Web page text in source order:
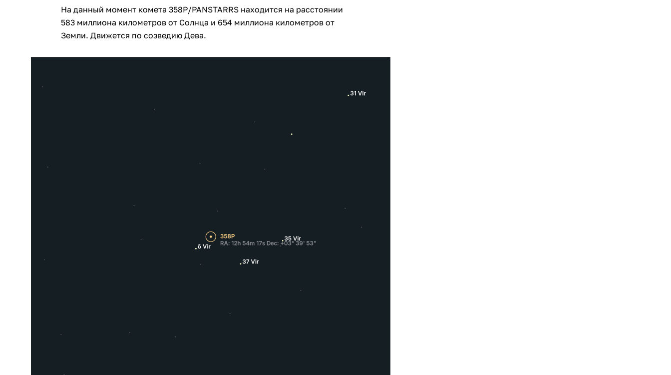
На данный момент комета 358P/PANSTARRS находится на расстоянии
583 миллиона километров от Солнца и 654 миллиона километров от
Земли. Движется по созведию Дева.